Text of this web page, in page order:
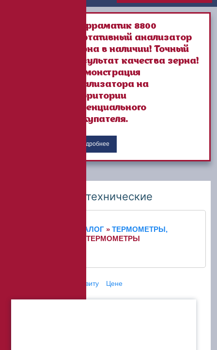
Инфраматик 8800
портативный анализатор
зерна в наличии! Точный
результат качества зерна!
Демонстрация
анализатора на
территории
потенциального
Покупателя.
Подробнее
Термометры технические
КАТАЛОГ » ТЕРМОМЕТРЫ,
ТЕРМОМЕТРЫ
Алфавиту Цене